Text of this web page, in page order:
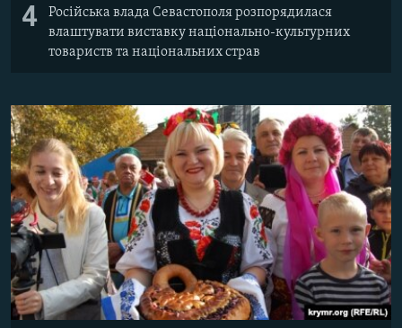
4
Російська влада Севастополя розпорядилася
влаштувати виставку національно-культурних
товариств та національних страв